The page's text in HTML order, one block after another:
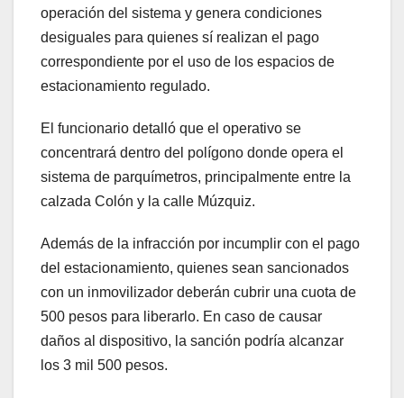
operación del sistema y genera condiciones
desiguales para quienes sí realizan el pago
correspondiente por el uso de los espacios de
estacionamiento regulado.
El funcionario detalló que el operativo se
concentrará dentro del polígono donde opera el
sistema de parquímetros, principalmente entre la
calzada Colón y la calle Múzquiz.
Además de la infracción por incumplir con el pago
del estacionamiento, quienes sean sancionados
con un inmovilizador deberán cubrir una cuota de
500 pesos para liberarlo. En caso de causar
daños al dispositivo, la sanción podría alcanzar
los 3 mil 500 pesos.